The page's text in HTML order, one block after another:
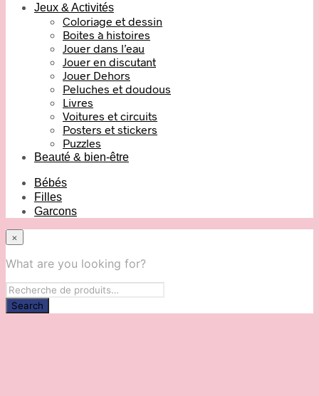
Jeux & Activités
Coloriage et dessin
Boites à histoires
Jouer dans l’eau
Jouer en discutant
Jouer Dehors
Peluches et doudous
Livres
Voitures et circuits
Posters et stickers
Puzzles
Beauté & bien-être
Bébés
Filles
Garcons
×
What are you looking for?